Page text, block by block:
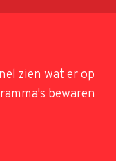
zien wat er op
bewaren